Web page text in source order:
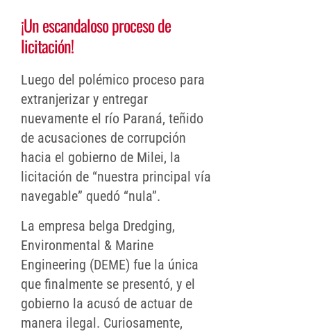
¡Un escandaloso proceso de
licitación!
Luego del polémico proceso para
extranjerizar y entregar
nuevamente el río Paraná, teñido
de acusaciones de corrupción
hacia el gobierno de Milei, la
licitación de “nuestra principal vía
navegable” quedó “nula”.
La empresa belga Dredging,
Environmental & Marine
Engineering (DEME) fue la única
que finalmente se presentó, y el
gobierno la acusó de actuar de
manera ilegal. Curiosamente,